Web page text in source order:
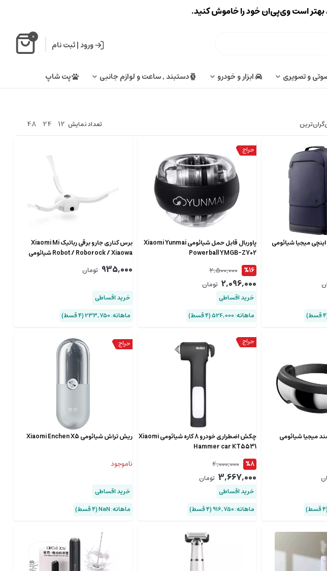
بهتر است وی‌پی‌ان خود را خاموش کنید.
ورود|ثبت نام
0
و تصویری ابزار و خودرو دستبند , ساعت و لوازم جانبی پت شاپ
گران‌ترین تعداد نمایش 12
24
48
کوله پشتی لپ تاپ 17 اینچی میجیا شیائومی
پاوربال قابل حمل شیائومی Xiaomi Yunmai
Powerball YMGB-Z702
%16
2,500,000
2,096,000 تومان
خرید اقساطی
ماهانه: 524,000 (۴ قسط)
برس کناری جارو برقی رباتیک Xiaomi Mi
Robot / Roborock / Xiaowa شیائومی
SDBS01RR
935,000 تومان
خرید اقساطی
ماهانه: 233,750 (۴ قسط)
میجیا شیائومی
چکش اضطراری خودرو 8 کاره شیائومی Xiaomi
Hammer car KT5531
%8
4,000,000
3,667,000 تومان
خرید اقساطی
ماهانه: 916,750 (۴ قسط)
ریش تراش شیائومی Xiaomi Enchen X5
ناموجود
خرید اقساطی
ماهانه: NaN (۴ قسط)